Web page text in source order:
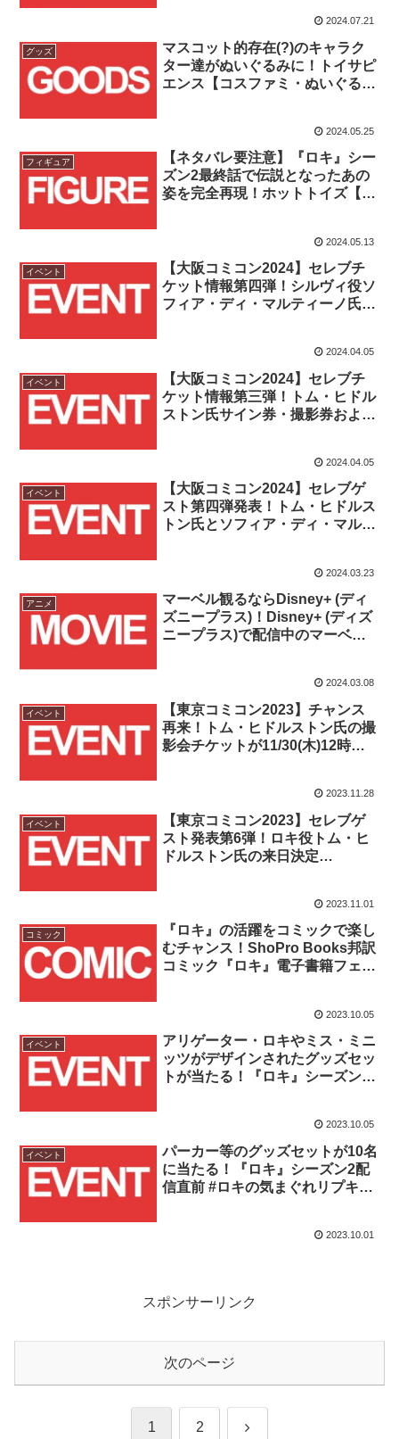
2024.07.21
グッズ
マスコット的存在(?)のキャラク
ター達がぬいぐるみに！トイサピ
エンス【コスファミ・ぬいぐる
2024.05.25
フィギュア
【ネタバレ要注意】『ロキ』シー
ズン2最終話で伝説となったあの
姿を完全再現！ホットトイズ【テ
2024.05.13
イベント
【大阪コミコン2024】セレブチ
ケット情報第四弾！シルヴィ役ソ
フィア・ディ・マルティーノ氏の
2024.04.05
イベント
【大阪コミコン2024】セレブチ
ケット情報第三弾！トム・ヒドル
ストン氏サイン券・撮影券および
ショットが2024/4/5(金)12時より
発売開始！！
2024.04.05
イベント
【大阪コミコン2024】セレブゲ
スト第四弾発表！トム・ヒドルス
トン氏とソフィア・ディ・マルテ
2024.03.23
アニメ
マーベル観るならDisney+ (ディ
ズニープラス)！Disney+ (ディズ
ニープラス)で配信中のマーベル
2024.03.08
イベント
【東京コミコン2023】チャンス
再来！トム・ヒドルストン氏の撮
影会チケットが11/30(木)12時よ
2023.11.28
イベント
【東京コミコン2023】セレブゲ
スト発表第6弾！ロキ役トム・ヒ
ドルストン氏の来日決定
2023.11.01
コミック
『ロキ』の活躍をコミックで楽し
むチャンス！ShoPro Books邦訳
コミック『ロキ』電子書籍フェア
2023.10.05
イベント
アリゲーター・ロキやミス・ミニ
ッツがデザインされたグッズセッ
トが当たる！『ロキ』シーズン2
2023.10.05
イベント
パーカー等のグッズセットが10名
に当たる！『ロキ』シーズン2配
信直前 #ロキの気まぐれリプキャ
2023.10.01
スポンサーリンク
次のページ
1 2 次